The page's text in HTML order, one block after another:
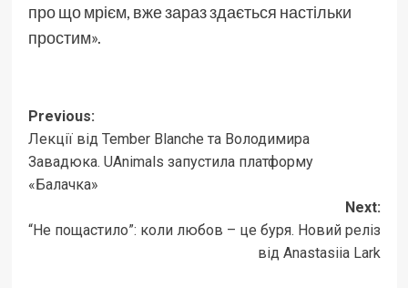
про що мрієм, вже зараз здається настільки
простим».
Post
navigation
Previous:
Лекції від Tember Blanche та Володимира
Завадюка. UAnimals запустила платформу
«Балачка»
Next:
“Не пощастило”: коли любов – це буря. Новий реліз
від Anastasiia Lark